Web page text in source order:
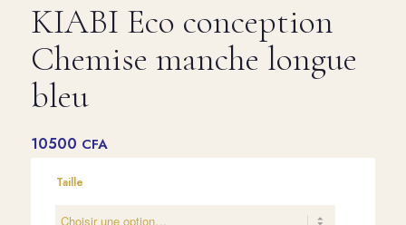
KIABI Eco conception
Chemise manche longue
bleu
10500 CFA
Taille